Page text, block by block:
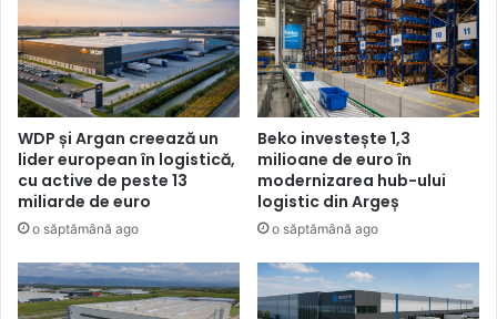
WDP și Argan creează un
lider european în logistică,
cu active de peste 13
miliarde de euro
o săptămână ago
Beko investește 1,3
milioane de euro în
modernizarea hub-ului
logistic din Argeș
o săptămână ago